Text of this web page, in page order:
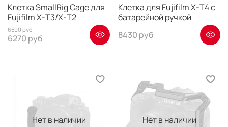
Клетка SmallRig Cage для
Fujifilm X-T3/X-T2
6590 руб
6270 руб
Клетка для Fujifilm X-T4 с
батарейной ручкой
8430 руб
Нет в наличии Нет в наличии